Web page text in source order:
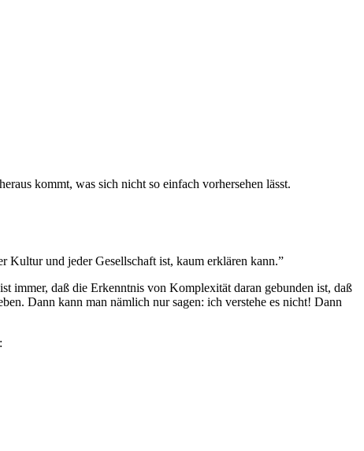
kommt, was sich nicht so einfach vorhersehen lässt.
Kultur und jeder Gesellschaft ist, kaum erklären kann.”
immer, daß die Erkenntnis von Komplexität daran gebunden ist, daß
Dann kann man nämlich nur sagen: ich verstehe es nicht! Dann